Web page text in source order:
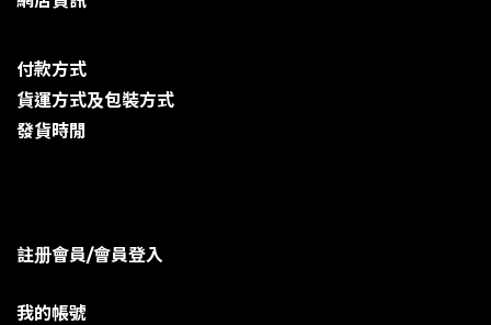
付款方式
貨運方式及包裝方式
發貨時閒
註册會員/會員登入
我的帳號